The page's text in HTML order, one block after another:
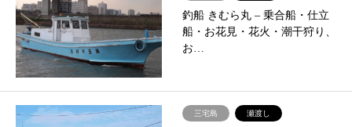
釣船 きむら丸 – ​乗合船・仕立
船・お花見・花火・潮干狩り、
お…
三宅島 瀬渡し